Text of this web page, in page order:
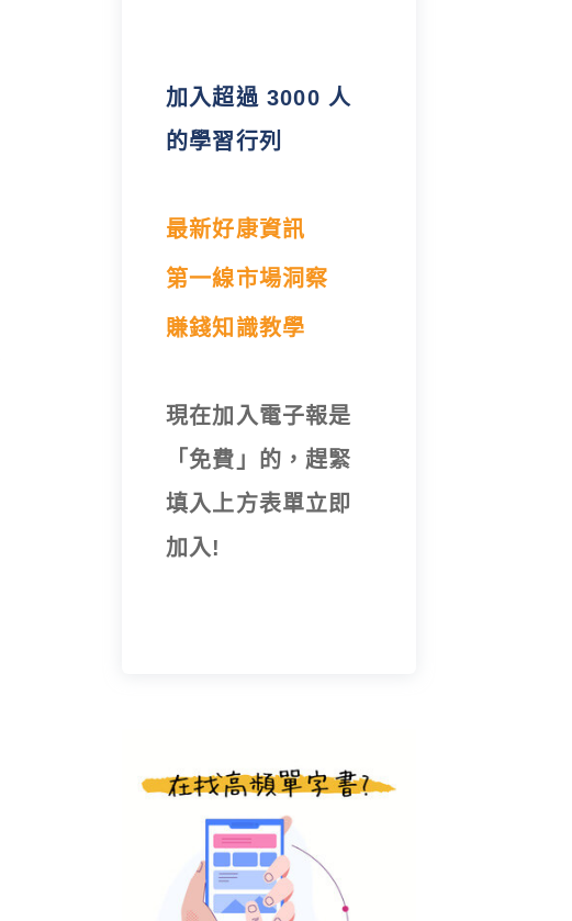
加入超過 3000 人
的學習行列
最新好康資訊
第一線市場洞察
賺錢知識教學
現在加入電子報是
「免費」的，趕緊
填入上方表單立即
加入!